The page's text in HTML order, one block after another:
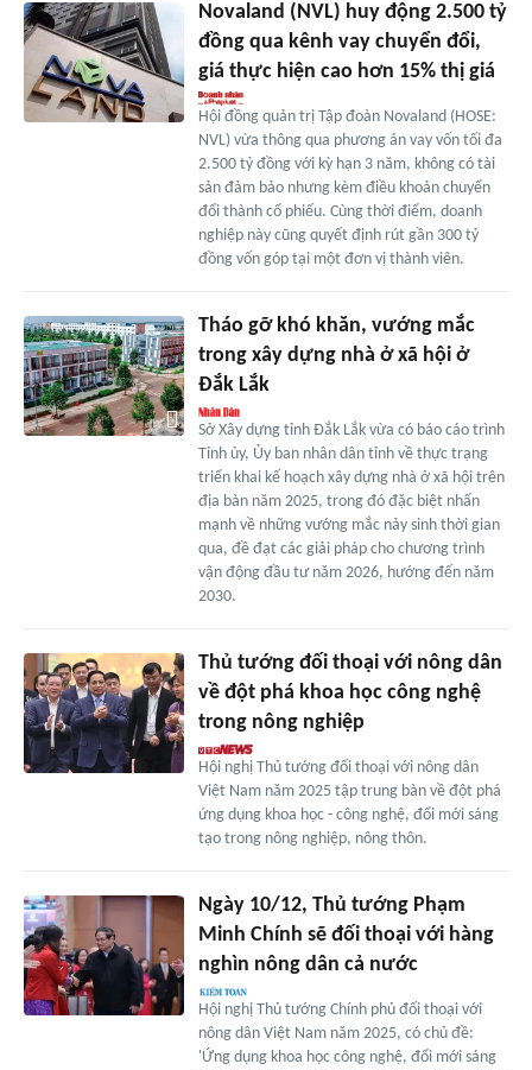
Novaland (NVL) huy động 2.500 tỷ
đồng qua kênh vay chuyển đổi,
giá thực hiện cao hơn 15% thị giá
Hội đồng quản trị Tập đoàn Novaland (HOSE:
NVL) vừa thông qua phương án vay vốn tối đa
2.500 tỷ đồng với kỳ hạn 3 năm, không có tài
sản đảm bảo nhưng kèm điều khoản chuyển
đổi thành cổ phiếu. Cùng thời điểm, doanh
nghiệp này cũng quyết định rút gần 300 tỷ
đồng vốn góp tại một đơn vị thành viên.
Tháo gỡ khó khăn, vướng mắc
trong xây dựng nhà ở xã hội ở
Đắk Lắk
Sở Xây dựng tỉnh Đắk Lắk vừa có báo cáo trình
Tỉnh ủy, Ủy ban nhân dân tỉnh về thực trạng
triển khai kế hoạch xây dựng nhà ở xã hội trên
địa bàn năm 2025, trong đó đặc biệt nhấn
mạnh về những vướng mắc nảy sinh thời gian
qua, đề đạt các giải pháp cho chương trình
vận động đầu tư năm 2026, hướng đến năm
2030.
Thủ tướng đối thoại với nông dân
về đột phá khoa học công nghệ
trong nông nghiệp
Hội nghị Thủ tướng đối thoại với nông dân
Việt Nam năm 2025 tập trung bàn về đột phá
ứng dụng khoa học - công nghệ, đổi mới sáng
tạo trong nông nghiệp, nông thôn.
Ngày 10/12, Thủ tướng Phạm
Minh Chính sẽ đối thoại với hàng
nghìn nông dân cả nước
Hội nghị Thủ tướng Chính phủ đối thoại với
nông dân Việt Nam năm 2025, có chủ đề:
'Ứng dụng khoa học công nghệ, đổi mới sáng